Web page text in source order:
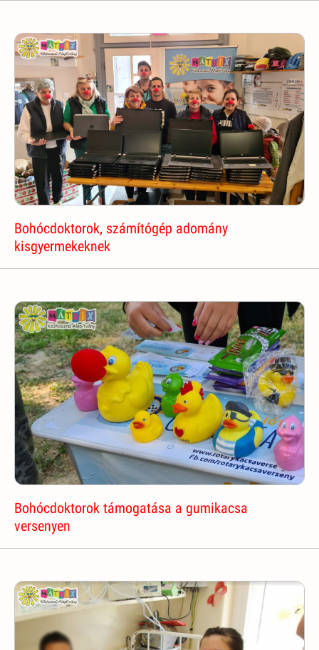
Bohócdoktorok, számítógép adomány
kisgyermekeknek
Bohócdoktorok támogatása a gumikacsa
versenyen